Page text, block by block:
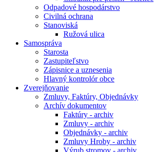
Odpadové hospodárstvo
Civilná ochrana
Stanoviská
Ružová ulica
Samospráva
Starosta
Zastupiteľstvo
Zápisnice a uznesenia
Hlavný kontrolór obce
Zverejňovanie
Zmluvy, Faktúry, Objednávky
Archív dokumentov
Faktúry - archiv
Zmluvy - archiv
Objednávky - archiv
Zmluvy Hroby - archiv
Výrub stromov - archiv